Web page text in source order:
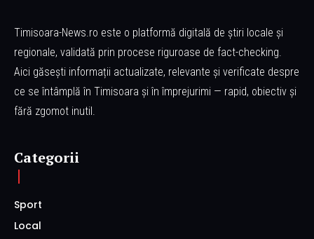
Timisoara-News.ro este o platformă digitală de știri locale și
regionale, validată prin procese riguroase de fact-checking.
Aici găsești informații actualizate, relevante și verificate despre
ce se întâmplă în Timisoara și în împrejurimi — rapid, obiectiv și
fără zgomot inutil.
Categorii
Sport
Local